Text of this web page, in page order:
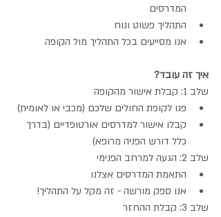
המדרסים
התהליך פשוט ונוח
אנו מסייעים בכל התהליך מול הקופה
איך זה עובד?
שלב 1: קבלת אישור מהקופה
פנו לקופת החולים שלכם (מכבי או לאומית)
קבלו אישור למדרסים אורטופדיים (בדרך
כלל דורש הפניה מרופא)
שלב 2: הגעה למרחב הפנימי
התאמת המדרסים אצלנו
אנו ספק מורשה - זה מקל על התהליך!
שלב 3: קבלת ההחזר